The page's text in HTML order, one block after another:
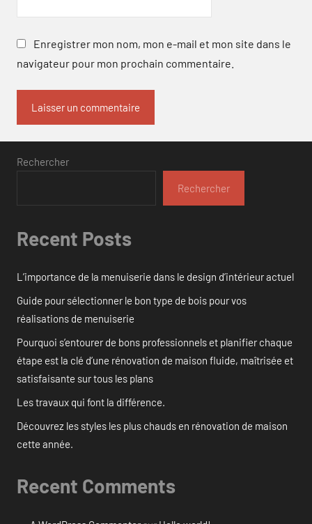
Enregistrer mon nom, mon e-mail et mon site dans le
navigateur pour mon prochain commentaire.
Rechercher
Rechercher
Recent Posts
L’importance de la menuiserie dans le design d’intérieur actuel
Guide pour sélectionner le bon type de bois pour vos
réalisations de menuiserie
Pourquoi s’entourer de bons professionnels et planifier chaque
étape est la clé d’une rénovation de maison fluide, maîtrisée et
satisfaisante sur tous les plans
Les travaux qui font la différence.
Découvrez les styles les plus chauds en rénovation de maison
cette année.
Recent Comments